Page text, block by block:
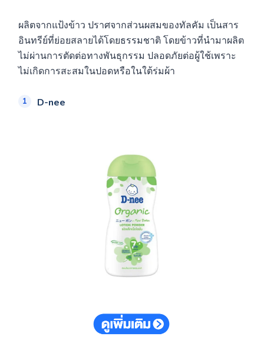
ผลิตจากแป้งข้าว ปราศจากส่วนผสมของทัลคัม เป็นสาร
อินทรีย์ที่ย่อยสลายได้โดยธรรมชาติ โดยข้าวที่นำมาผลิต
ไม่ผ่านการตัดต่อทางพันธุกรรม ปลอดภัยต่อผู้ใช้เพราะ
ไม่เกิดการสะสมในปอดหรือในใต้ร่มผ้า
D-nee